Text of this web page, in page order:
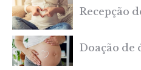
Recepção
Doação de